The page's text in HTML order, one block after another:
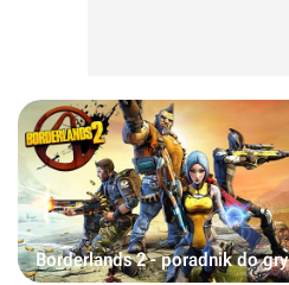
Borderlands 2 - poradnik do gry